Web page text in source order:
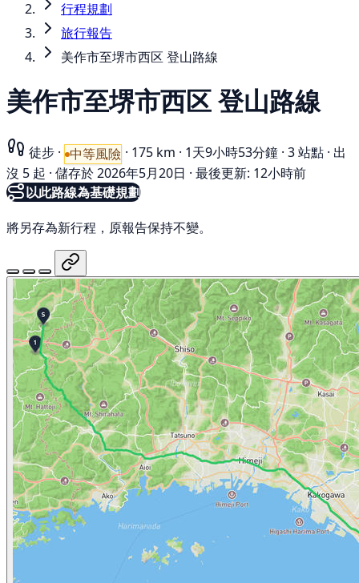
行程規劃
旅行報告
美作市至堺市西区 登山路線
美作市至堺市西区 登山路線
徒步 · 中等風險 · 175 km · 1天9小時53分鐘 · 3 站點 · 出
沒 5 起 · 儲存於 2026年5月20日 · 最後更新: 12小時前
以此路線為基礎規劃
將另存為新行程，原報告保持不變。